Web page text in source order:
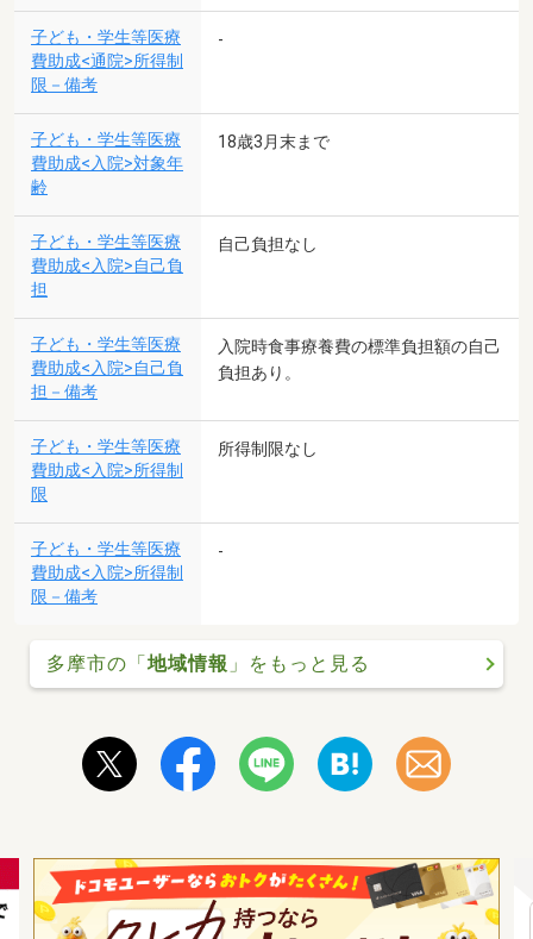
子ども・学生等医療
費助成<通院>所得制
限－備考
-
子ども・学生等医療
費助成<入院>対象年
齢
18歳3月末まで
子ども・学生等医療
費助成<入院>自己負
担
自己負担なし
子ども・学生等医療
費助成<入院>自己負
担－備考
入院時食事療養費の標準負担額の自己
負担あり。
子ども・学生等医療
費助成<入院>所得制
限
所得制限なし
子ども・学生等医療
費助成<入院>所得制
限－備考
-
多摩市の「 地域情報 」をもっと見る